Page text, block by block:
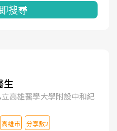
搜尋
生
高雄醫學大學附設中和紀
高雄市 分享數2